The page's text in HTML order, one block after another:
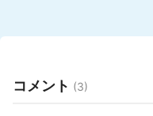
コメント (3)